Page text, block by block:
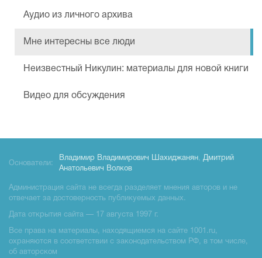
Аудио из личного архива
Мне интересны все люди
Неизвестный Никулин: материалы для новой книги
Видео для обсуждения
Основатели:
Владимир Владимирович Шахиджанян, Дмитрий
Анатольевич Волков
Администрация сайта не всегда разделяет мнения авторов и не
отвечает за достоверность публикуемых данных.
Дата открытия сайта — 17 августа 1997 г.
Все права на материалы, находящиемся на сайте 1001.ru,
охраняются в соответствии с законодательством РФ, в том числе,
об авторском